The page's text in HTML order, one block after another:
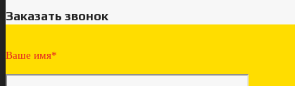
Заказать звонок
Ваше имя*